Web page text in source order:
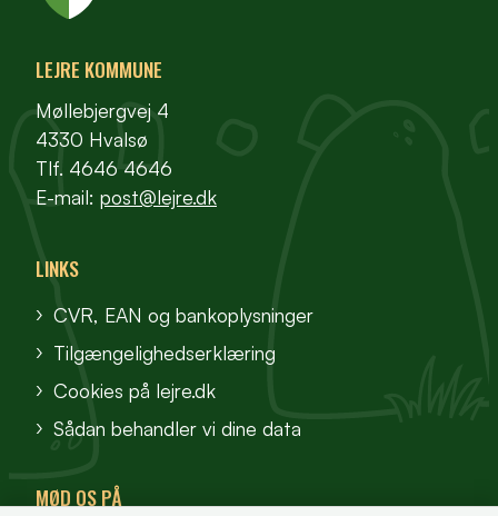
LEJRE KOMMUNE
Møllebjergvej 4
4330 Hvalsø
Tlf. 4646 4646
E-mail: post@lejre.dk
LINKS
CVR, EAN og bankoplysninger
Tilgængelighedserklæring
Cookies på lejre.dk
Sådan behandler vi dine data
MØD OS PÅ